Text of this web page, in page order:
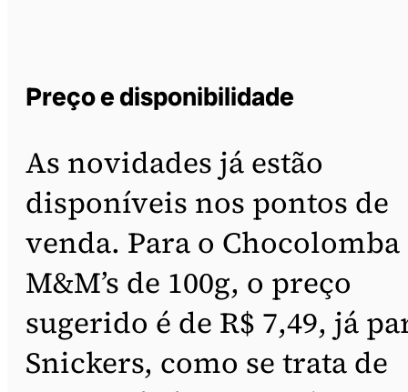
Preço e disponibilidade
As novidades já estão
disponíveis nos pontos de
venda. Para o Chocolomba
M&M’s de 100g, o preço
sugerido é de R$ 7,49, já
Snickers, como se trata de